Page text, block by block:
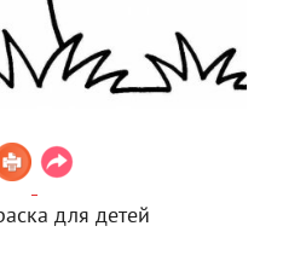
для детей